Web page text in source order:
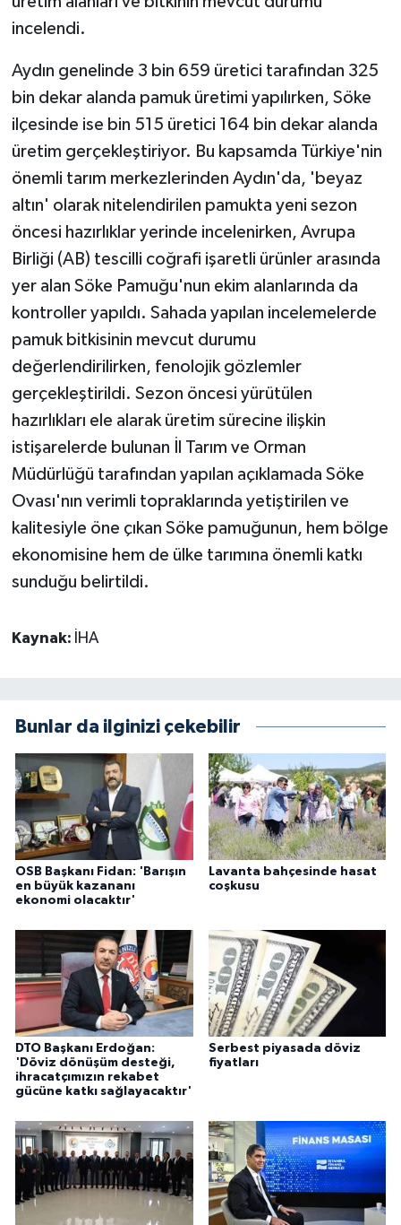
incelendi.
Aydın genelinde 3 bin 659 üretici tarafından 325
bin dekar alanda pamuk üretimi yapılırken, Söke
ilçesinde ise bin 515 üretici 164 bin dekar alanda
üretim gerçekleştiriyor. Bu kapsamda Türkiye'nin
önemli tarım merkezlerinden Aydın'da, 'beyaz
altın' olarak nitelendirilen pamukta yeni sezon
öncesi hazırlıklar yerinde incelenirken, Avrupa
Birliği (AB) tescilli coğrafi işaretli ürünler arasında
yer alan Söke Pamuğu'nun ekim alanlarında da
kontroller yapıldı. Sahada yapılan incelemelerde
pamuk bitkisinin mevcut durumu
değerlendirilirken, fenolojik gözlemler
gerçekleştirildi. Sezon öncesi yürütülen
hazırlıkları ele alarak üretim sürecine ilişkin
istişarelerde bulunan İl Tarım ve Orman
Müdürlüğü tarafından yapılan açıklamada Söke
Ovası'nın verimli topraklarında yetiştirilen ve
kalitesiyle öne çıkan Söke pamuğunun, hem bölge
ekonomisine hem de ülke tarımına önemli katkı
sunduğu belirtildi.
Kaynak: İHA
Bunlar da ilginizi çekebilir
OSB Başkanı Fidan: 'Barışın
en büyük kazananı
ekonomi olacaktır'
Lavanta bahçesinde hasat
coşkusu
DTO Başkanı Erdoğan:
'Döviz dönüşüm desteği,
ihracatçımızın rekabet
gücüne katkı sağlayacaktır'
Serbest piyasada döviz
fiyatları